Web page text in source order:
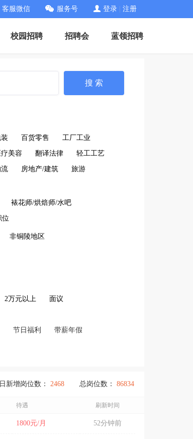
客服微信 服务号 登录 注册
校园招聘 招聘会 蓝领招聘
搜 索
百货零售 工厂工业
疗美容 翻译法律 轻工工艺
房地产/建筑 旅游
裱花师/烘焙师/水吧
位
非铜陵地区
2万元以上 面议
节日福利 带薪年假
总岗位数： 86834
新增岗位数： 2468
待遇 刷新时间
1800元/月 52分钟前